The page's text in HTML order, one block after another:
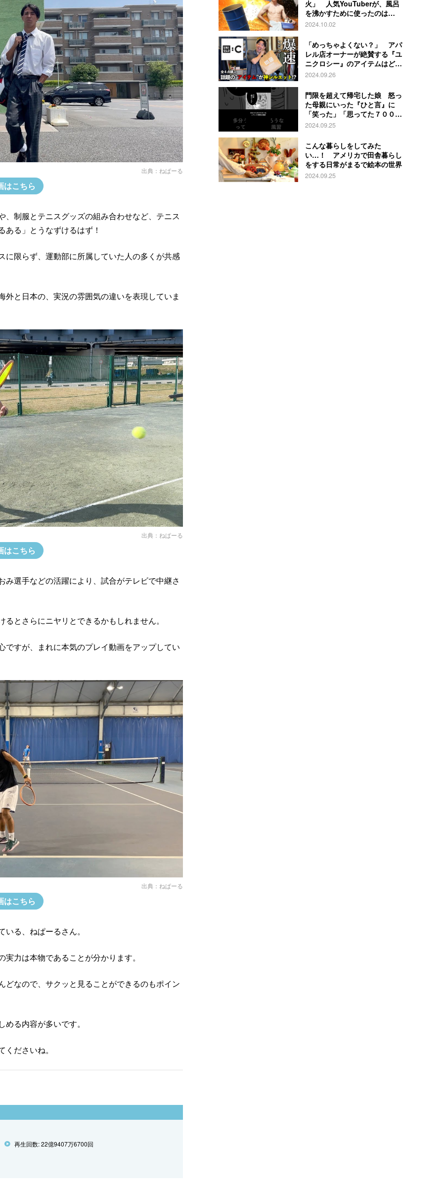
出典： ねぱーる
はこちら
制服とテニスグッズの組み合わせなど、テニス
る」とうなずけるはず！
限らず、運動部に所属していた人の多くが共感
と日本の、実況の雰囲気の違いを表現していま
出典： ねぱーる
はこちら
選手などの活躍により、試合がテレビで中継さ
とさらにニヤリとできるかもしれません。
すが、まれに本気のプレイ動画をアップしてい
出典： ねぱーる
はこちら
る、ねぱーるさん。
力は本物であることが分かります。
なので、サクッと見ることができるのもポイン
る内容が多いです。
ださいね。
再生回数: 22億9407万6700回
火」 人気YouTuberが、風呂
を沸かすために使ったのは…
2024.10.02
「めっちゃよくない？」 アパ
レル店オーナーが絶賛する『ユ
ニクロシー』のアイテムはど
れ？
2024.09.26
門限を超えて帰宅した娘 怒っ
た母親にいった『ひと言』に
「笑った」「思ってた７００倍
特殊」
2024.09.25
こんな暮らしをしてみた
い…！ アメリカで田舎暮らし
をする日常がまるで絵本の世界
2024.09.25